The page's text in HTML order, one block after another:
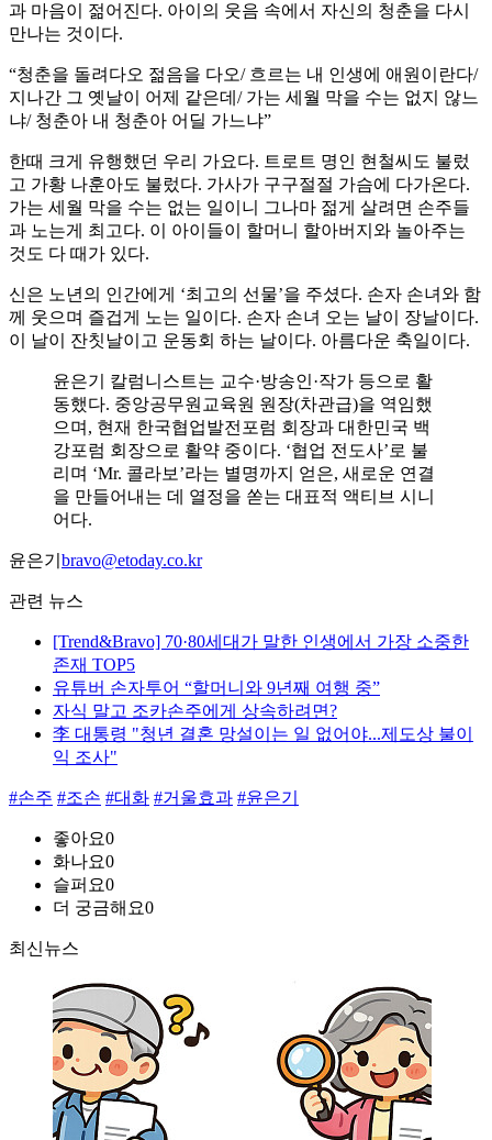
과 마음이 젊어진다. 아이의 웃음 속에서 자신의 청춘을 다시
만나는 것이다.
“청춘을 돌려다오 젊음을 다오/ 흐르는 내 인생에 애원이란다/
지나간 그 옛날이 어제 같은데/ 가는 세월 막을 수는 없지 않느
냐/ 청춘아 내 청춘아 어딜 가느냐”
한때 크게 유행했던 우리 가요다. 트로트 명인 현철씨도 불렀
고 가황 나훈아도 불렀다. 가사가 구구절절 가슴에 다가온다.
가는 세월 막을 수는 없는 일이니 그나마 젊게 살려면 손주들
과 노는게 최고다. 이 아이들이 할머니 할아버지와 놀아주는
것도 다 때가 있다.
신은 노년의 인간에게 ‘최고의 선물’을 주셨다. 손자 손녀와 함
께 웃으며 즐겁게 노는 일이다. 손자 손녀 오는 날이 장날이다.
이 날이 잔칫날이고 운동회 하는 날이다. 아름다운 축일이다.
윤은기 칼럼니스트는 교수·방송인·작가 등으로 활
동했다. 중앙공무원교육원 원장(차관급)을 역임했
으며, 현재 한국협업발전포럼 회장과 대한민국 백
강포럼 회장으로 활약 중이다. ‘협업 전도사’로 불
리며 ‘Mr. 콜라보’라는 별명까지 얻은, 새로운 연결
을 만들어내는 데 열정을 쏟는 대표적 액티브 시니
어다.
윤은기 bravo@etoday.co.kr
관련 뉴스
[Trend&Bravo] 70·80세대가 말한 인생에서 가장 소중한
존재 TOP5
유튜버 손자투어 “할머니와 9년째 여행 중”
자식 말고 조카손주에게 상속하려면?
李 대통령 "청년 결혼 망설이는 일 없어야...제도상 불이
익 조사"
#손주 #조손 #대화 #거울효과 #윤은기
좋아요0
화나요0
슬퍼요0
더 궁금해요0
최신뉴스